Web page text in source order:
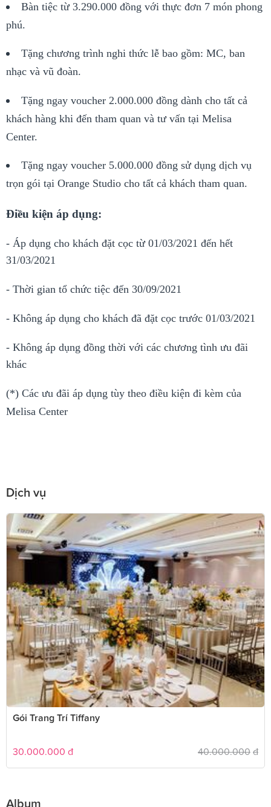
Bàn tiệc từ 3.290.000 đồng với thực đơn 7 món phong
phú.
Tặng chương trình nghi thức lễ bao gồm: MC, ban
nhạc và vũ đoàn.
Tặng ngay voucher 2.000.000 đồng dành cho tất cả
khách hàng khi đến tham quan và tư vấn tại Melisa
Center.
Tặng ngay voucher 5.000.000 đồng sử dụng dịch vụ
trọn gói tại Orange Studio cho tất cả khách tham quan.
Điều kiện áp dụng:
- Áp dụng cho khách đặt cọc từ 01/03/2021 đến hết
31/03/2021
- Thời gian tổ chức tiệc đến 30/09/2021
- Không áp dụng cho khách đã đặt cọc trước 01/03/2021
- Không áp dụng đồng thời với các chương tình ưu đãi
khác
(*) Các ưu đãi áp dụng tùy theo điều kiện đi kèm của
Melisa Center
Dịch vụ
Gói Trang Trí Tiffany
30.000.000 đ 40.000.000 đ
Album